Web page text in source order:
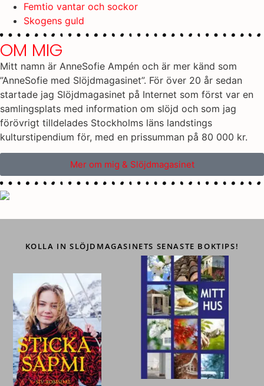
Femtio vantar och sockor
Skogens guld
OM MIG
Mitt namn är AnneSofie Ampén och är mer känd som
”AnneSofie med Slöjdmagasinet”. För över 20 år sedan
startade jag Slöjdmagasinet på Internet som först var en
samlingsplats med information om slöjd och som jag
förövrigt tilldelades Stockholms läns landstings
kulturstipendium för, med en prissumman på 80 000 kr.
Mer om mig & Slöjdmagasinet
KOLLA IN SLÖJDMAGASINETS SENASTE BOKTIPS!